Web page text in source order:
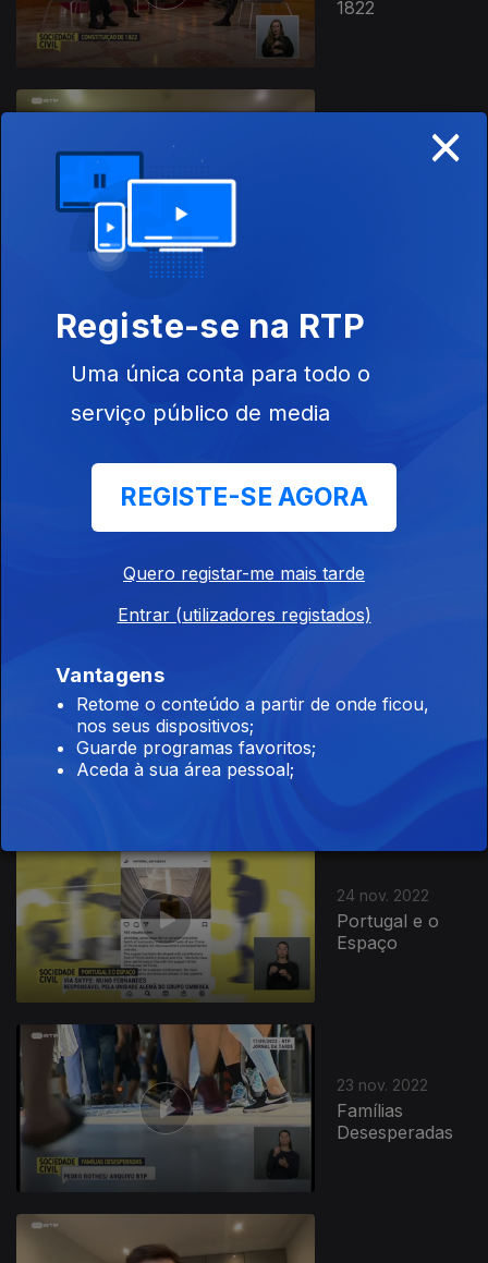
1822
29 nov. 2022
Autoconhecimento
28 nov. 2022
25 nov. 2022
24 nov. 2022
Portugal e o
Espaço
23 nov. 2022
Famílias
Desesperadas
×
Registe-se na RTP
Uma única conta para todo o
serviço público de media
REGISTE-SE AGORA
Quero registar-me mais tarde
Entrar (utilizadores registados)
Vantagens
Retome o conteúdo a partir de onde ficou,
nos seus dispositivos;
Guarde programas favoritos;
Aceda à sua área pessoal;